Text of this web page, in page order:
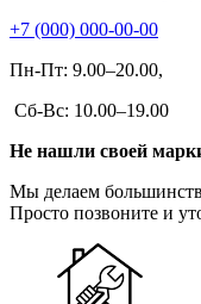
+7 (000) 000-00-00
Пн-Пт: 9.00–20.00,
Сб-Вс: 10.00–19.00
Не нашли своей
Мы делаем
Просто позвоните и